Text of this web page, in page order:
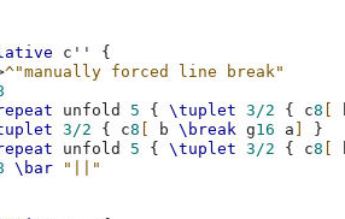
c''
{
^"manually forced line break"
unfold 5 { \tuplet 3/2 { c8
3/2 { c8 b \break g16 a
}
unfold 5 { \tuplet 3/2 { c8
\bar
"||"